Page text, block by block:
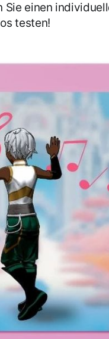
Sie einen
testen!